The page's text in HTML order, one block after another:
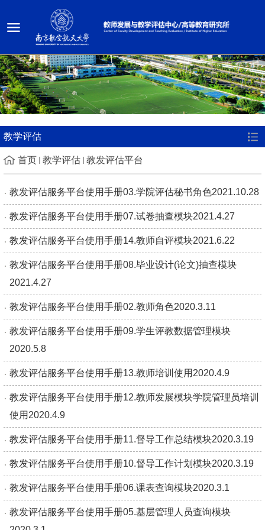
教学评估
首页 教学评估 教发评估平台
教发评估服务平台使用手册03.学院评估秘书角色2021.10.28
教发评估服务平台使用手册07.试卷抽查模块2021.4.27
教发评估服务平台使用手册14.教师自评模块2021.6.22
教发评估服务平台使用手册08.毕业设计(论文)抽查模块
2021.4.27
教发评估服务平台使用手册02.教师角色2020.3.11
教发评估服务平台使用手册09.学生评教数据管理模块
2020.5.8
教发评估服务平台使用手册13.教师培训使用2020.4.9
教发评估服务平台使用手册12.教师发展模块学院管理员培训
使用2020.4.9
教发评估服务平台使用手册11.督导工作总结模块2020.3.19
教发评估服务平台使用手册10.督导工作计划模块2020.3.19
教发评估服务平台使用手册06.课表查询模块2020.3.1
教发评估服务平台使用手册05.基层管理人员查询模块